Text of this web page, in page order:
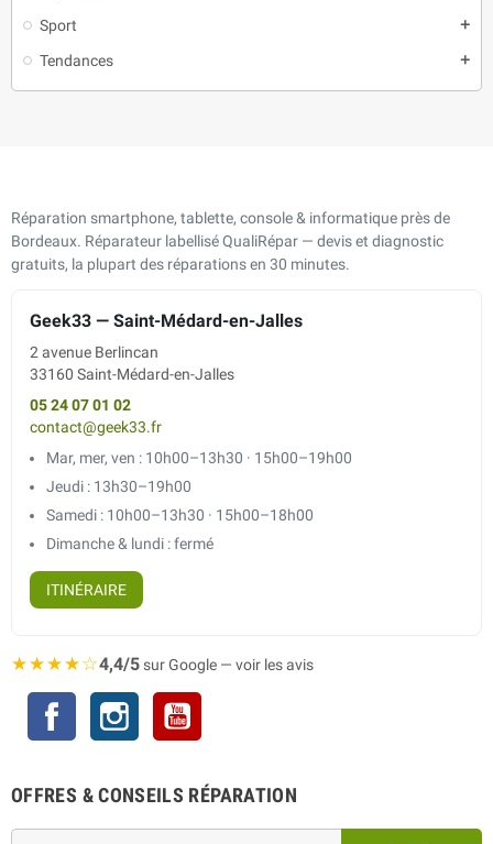
Sport add
Tendances add
Réparation smartphone, tablette, console & informatique près de
Bordeaux. Réparateur labellisé QualiRépar — devis et diagnostic
gratuits, la plupart des réparations en 30 minutes.
Geek33 — Saint-Médard-en-Jalles
2 avenue Berlincan
33160 Saint-Médard-en-Jalles
05 24 07 01 02
contact@geek33.fr
Mar, mer, ven : 10h00–13h30 · 15h00–19h00
Jeudi : 13h30–19h00
Samedi : 10h00–13h30 · 15h00–18h00
Dimanche & lundi : fermé
ITINÉRAIRE
★★★★☆4,4/5sur Google — voir les avis
Facebook Instagram
OFFRES & CONSEILS RÉPARATION